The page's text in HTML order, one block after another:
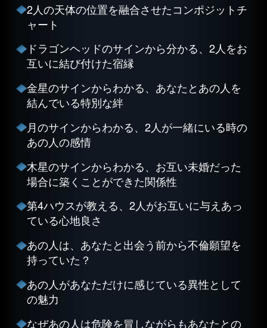
2人の天体の位置を融合させたコンポジットチ
ャート
ドラゴンヘッドのサインから分かる、2人をお
互いに結び付けた宿縁
金星のサインからわかる、あなたとあの人を
結んでいる特別な絆
月のサインからわかる、2人が一緒にいる時の
あの人の感情
木星のサインからわかる、お互い未婚だった
場合に築くことができた関係性
第4ハウスが教える、2人がお互いに与えあっ
ている心地良さ
あの人は、あなたと出会う前から不倫願望を
持っていた？
あの人があなただけに感じている異性として
の魅力
なぜあの人は危険を冒しながらもあなたとの